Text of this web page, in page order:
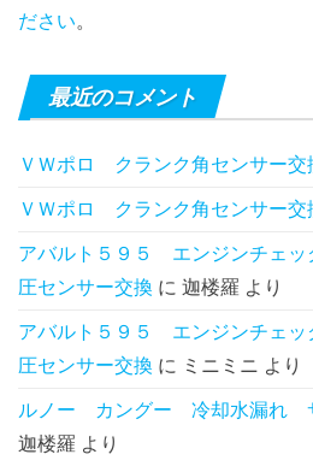
ださい。
最近のコメント
ＶＷポロ クランク角センサー交
ＶＷポロ クランク角センサー交
アバルト５９５ エンジンチェ
圧センサー交換 に 迦楼羅 より
アバルト５９５ エンジンチェ
圧センサー交換 に ミニミニ より
ルノー カングー 冷却水漏れ
迦楼羅 より